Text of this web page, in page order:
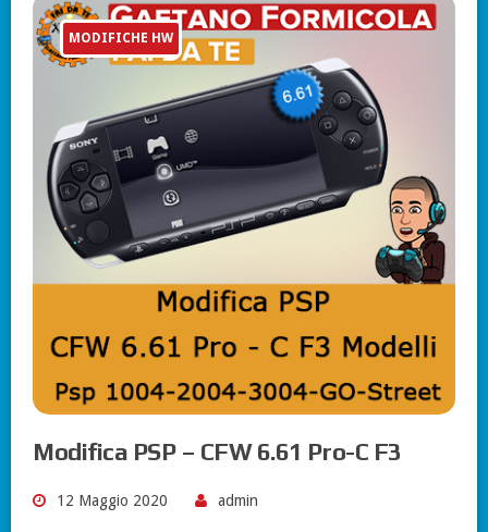
MODIFICHE HW
Modifica PSP – CFW 6.61 Pro-C F3
12 Maggio 2020 admin